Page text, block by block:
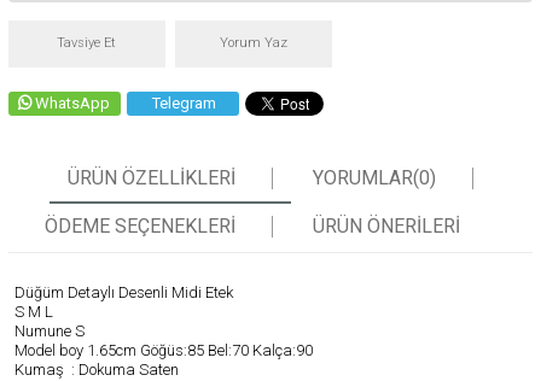
Tavsiye Et Yorum Yaz
WhatsApp Telegram
ÜRÜN ÖZELLIKLERI YORUMLAR(0)
ÖDEME SEÇENEKLERI ÜRÜN ÖNERILERI
Düğüm Detaylı Desenli Midi Etek
S M L
Numune S
Model boy 1.65cm Göğüs:85 Bel:70 Kalça:90
Kumaş : Dokuma Saten